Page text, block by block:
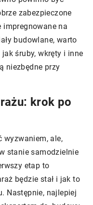
zabezpieczone
impregnowane na
budowlane, warto
śruby, wkręty i inne
niezbędne przy
krok po
wyzwaniem, ale,
stanie samodzielnie
etap to
będzie stał i jak to
Następnie, najlepiej